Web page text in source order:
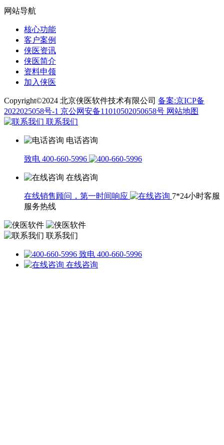
网站导航
核心功能
客户案例
侠医资讯
侠医简介
资料申领
加入侠医
Copyright©2024 北京侠医软件技术有限公司 备案:京ICP备
2022025058号-1 京公网安备11010502050658号 网站地图
联系我们
电话咨询
致电 400-660-5996
在线咨询
在线销售顾问，第一时间响应
7*24小时客服
服务热线
联系我们
致电 400-660-5996
在线咨询